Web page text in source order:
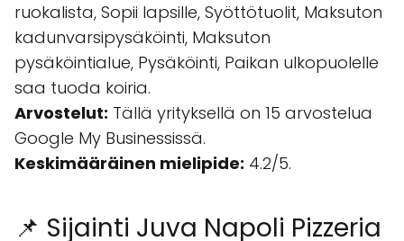
ruokalista, Sopii lapsille, Syöttötuolit, Maksuton
kadunvarsipysäköinti, Maksuton
pysäköintialue, Pysäköinti, Paikan ulkopuolelle
saa tuoda koiria.
Arvostelut: Tällä yrityksellä on 15 arvostelua
Google My Businessissä.
Keskimääräinen mielipide: 4.2/5.
📌 Sijainti Juva Napoli Pizzeria